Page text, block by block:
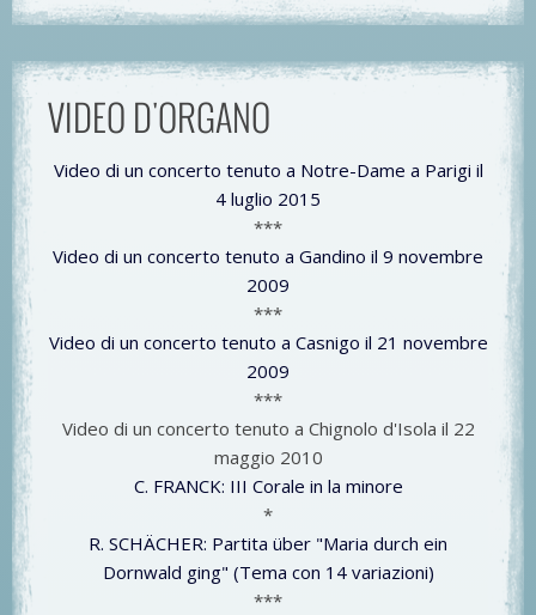
VIDEO D'ORGANO
Video di un concerto tenuto a Notre-Dame a Parigi il
4 luglio 2015
***
Video di un concerto tenuto a Gandino il 9 novembre
2009
***
Video di un concerto tenuto a Casnigo il 21 novembre
2009
***
Video di un concerto tenuto a Chignolo d'Isola il 22
maggio 2010
C. FRANCK: III Corale in la minore
*
R. SCHÄCHER: Partita über "Maria durch ein
Dornwald ging" (Tema con 14 variazioni)
***